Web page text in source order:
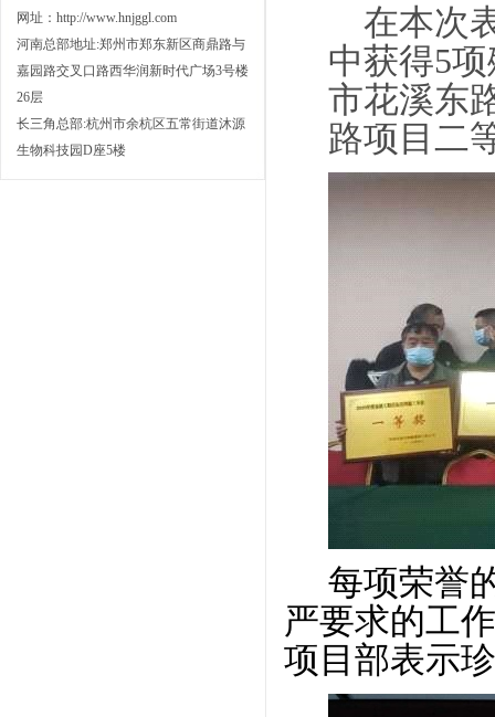
网址： http://www.hnjggl.com
河南总部地址:郑州市郑东新区商鼎路与
嘉园路交叉口路西华润新时代广场3号楼
26层
长三角总部:杭州市余杭区五常街道沐源
生物科技园D座5楼
在本次
中获得5项
市花溪东
路项目二
每项荣誉
严要求的工
项目部表示